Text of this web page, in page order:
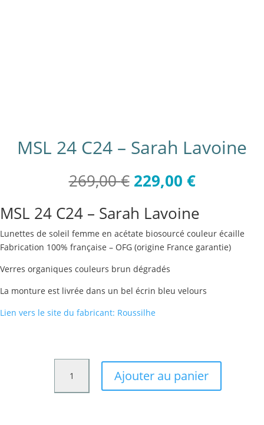
MSL 24 C24 – Sarah Lavoine
269,00€ Le
prix
initial
était :
269,00 €.
229,00 €Le
prix
actuel
est :
229,00 €.
MSL 24 C24 – Sarah Lavoine
Lunettes de soleil femme en acétate biosourcé couleur écaille
Fabrication 100% française – OFG (origine France garantie)
Verres organiques couleurs brun dégradés
La monture est livrée dans un bel écrin bleu velours
Lien vers le site du fabricant: Roussilhe
MSL
Ajouter au panier